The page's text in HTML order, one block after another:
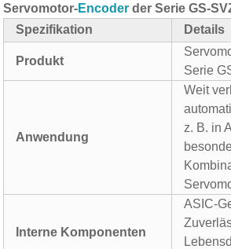
Servomotor-Encoder der Serie GS-
Spezifikation
Details
Produkt
Serie
Anwendung
Weit
z. B. in
Interne Komponenten
ASIC-